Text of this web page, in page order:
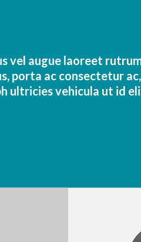
vel augue laoreet
porta ac consectetur
ultricies vehicula ut id